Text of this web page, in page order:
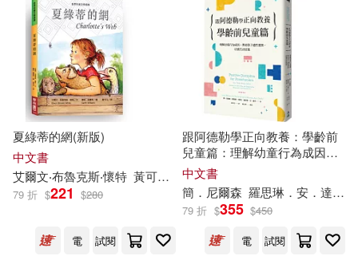
張玲玲(1)
王明心(1) 王明心 著(1)
米奇‧艾爾邦(1)
約書亞·施佩希特(1)
艾克拜爾·米吉提(1)
艾克拜爾·米吉提傳(1)
天下雜誌(2) 布克文化(2)
木馬文化(2) 臺灣麥克(2)
音樂之橋(2)
Deutsche Grammophon(1)
Fantasy(1)
電子書 (可複選)
適合手機平板閱讀(16)
適合平板閱讀(1)
夏綠蒂的網(新版)
中文書
艾爾文‧布魯克斯‧懷特 黃可凡 葛斯‧威廉斯（Garth Williams）
79 折 $221 $280
電 試閱
跟阿德勒學正向教養：學齡前
兒童篇：理解幼童行為成因，
幫助孩子適性發展、培養生活
技能
中文書
簡．尼爾森 羅思琳．安．達菲
79 折 $355 $450
電
試閱